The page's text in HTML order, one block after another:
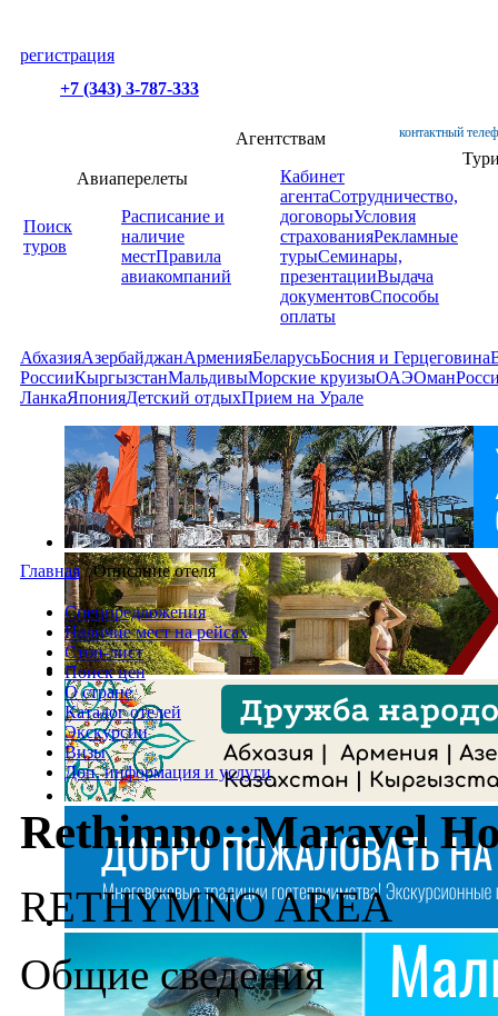
регистрация
+7 (343) 3-787-333
контактный
Поиск
туров
Авиаперелеты
Расписание и
наличие
местПравила
авиакомпаний
Агентствам
Кабинет
агентаСотрудничество,
договорыУсловия
страхованияРекламные
турыСеминары,
презентацииВыдача
документовСпособы
оплаты
АбхазияАзербайджанАрменияБеларусьБосния и Герцеговина
РоссииКыргызстанМальдивыМорские круизыОАЭОман
ЛанкаЯпонияДетский отдыхПрием на Урале
Главная /Описание отеля
Спецпредложения
Наличие мест на рейсах
Стоп-лист
Поиск цен
О стране
Каталог отелей
Экскурсии
Визы
Доп. информация и услуги
Rethimno::Maravel
RETHYMNO AREA
Общие сведения